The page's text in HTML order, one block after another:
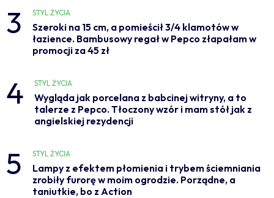
3 STYL ŻYCIA
Szeroki na 15 cm, a pomieścił 3/4 klamotów w
łazience. Bambusowy regał w Pepco złapałam w
promocji za 45 zł
4 STYL ŻYCIA
Wygląda jak porcelana z babcinej witryny, a to
talerze z Pepco. Tłoczony wzór i mam stół jak z
angielskiej rezydencji
5 STYL ŻYCIA
Lampy z efektem płomienia i trybem ściemniania
zrobiły furorę w moim ogrodzie. Porządne, a
taniutkie, bo z Action